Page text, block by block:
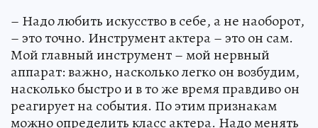
– Надо любить искусство в себе, а не наоборот,
– это точно. Инструмент актера – это он сам.
Мой главный инструмент – мой нервный
аппарат: важно, насколько легко он возбудим,
насколько быстро и в то же время правдиво он
реагирует на события. По этим признакам
можно определить класс актера. Надо менять